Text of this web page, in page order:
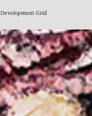
Development Grid